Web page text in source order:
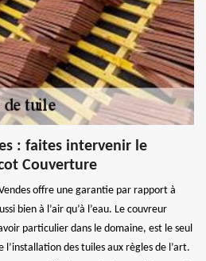
: faites intervenir le
Couverture
offre une garantie par rapport à
bien à l’air qu’à l’eau. Le couvreur
particulier dans le domaine, est le seul
des tuiles aux règles de l’art.